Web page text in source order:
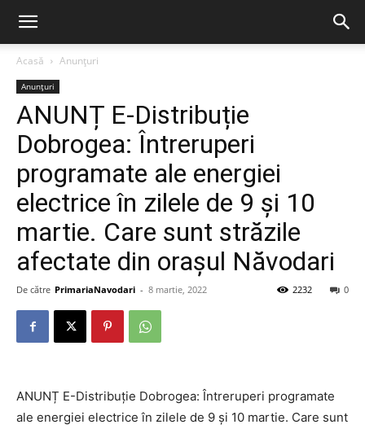
Acasă Anunțuri
Anunțuri
ANUNȚ E-Distribuție
Dobrogea: Întreruperi
programate ale energiei
electrice în zilele de 9 și 10
martie. Care sunt străzile
afectate din orașul Năvodari
De către PrimariaNavodari - 8 martie, 2022 0
2232
ANUNȚ E-Distribuție Dobrogea: Întreruperi programate
ale energiei electrice în zilele de 9 și 10 martie. Care sunt